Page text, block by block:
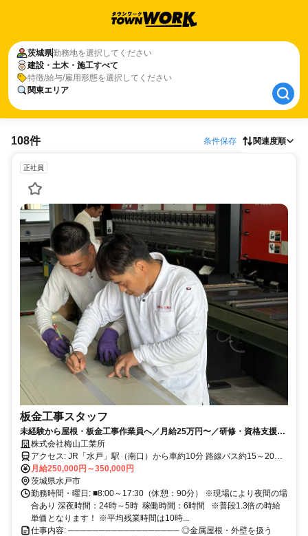
茨城県勤務地を選択してください
建設・土木・施工すべて
特徴/給与/雇用形態を選択してください
関東エリア
茨城県
建設・土木・施工すべて / 関東エリア
108件 条件保存 関連度順
正社員
板金工事スタッフ
未経験から屋根・板金工事作業員へ／月給25万円〜／研修・資格支援あ
り 株式会社梅山工業所
アクセス: JR「水戸」駅（南口）から車約10分 路線バス約15～20分
月給250,000円～350,000円
茨城県水戸市
勤務時間・曜日: ■8:00～17:30（休憩：90分） ※現場により夜間の場
合あり 深夜時間：24時～5時 稼働時間：6時間 ※普段1.3倍の時給
単価となります！ ※平均残業時間は10時...
仕事内容: ────────────────── ◎金属屋根・外壁を扱う